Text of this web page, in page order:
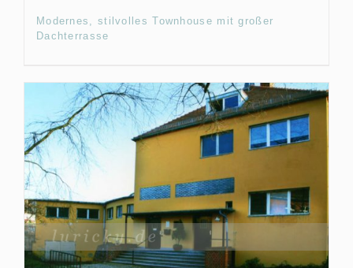
Modernes, stilvolles Townhouse mit großer
Dachterrasse